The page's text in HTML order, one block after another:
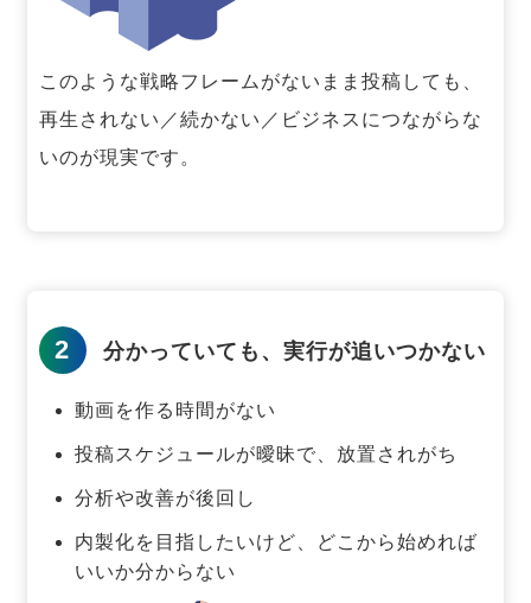
このような戦略フレームがないまま投稿しても、
再生されない／続かない／ビジネスにつながらな
いのが現実です。
2 分かっていても、実行が追いつかない
動画を作る時間がない
投稿スケジュールが曖昧で、放置されがち
分析や改善が後回し
内製化を目指したいけど、どこから始めれば
いいか分からない